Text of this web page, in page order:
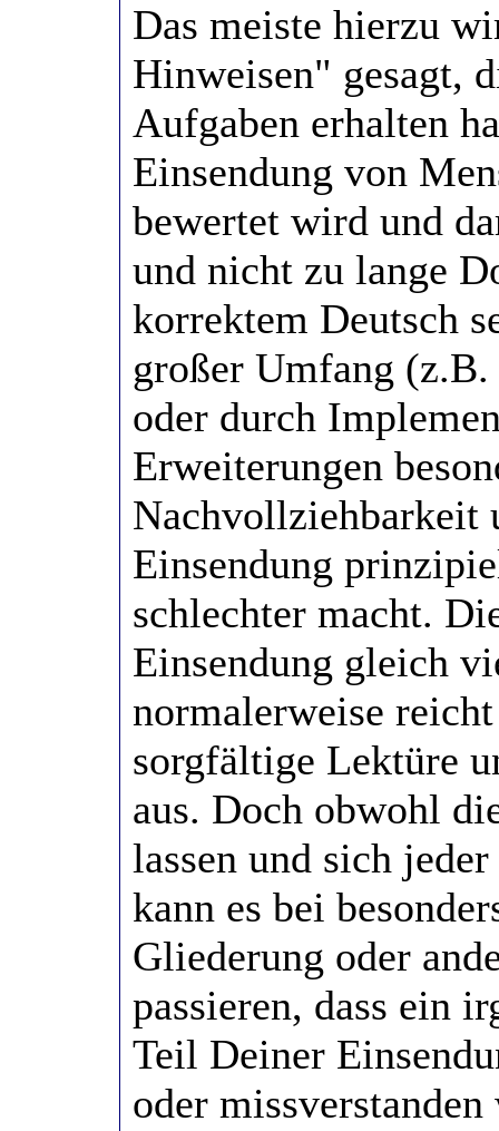
Das meiste hierzu
Hinweisen" gesagt,
Aufgaben erhalten
Einsendung von
bewertet wird und
und nicht zu lange
korrektem Deutsch
großer Umfang
oder durch
Erweiterungen
Nachvollziehbarkeit
Einsendung
schlechter macht.
Einsendung gleich
normalerweise
sorgfältige Lektüre
aus. Doch obwohl
lassen und sich
kann es bei
Gliederung oder
passieren, dass ein
Teil Deiner
oder